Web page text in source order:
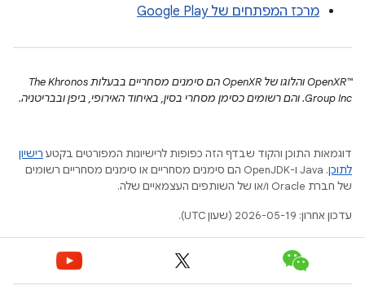
מרכז המפתחים של Google Play
‫OpenXR™‎ והלוגו של OpenXR הם סימנים מסחריים בבעלות The Khronos
Group Inc. והם רשומים כסימן מסחרי בסין, באיחוד האירופי, ביפן ובבריטניה.
דוגמאות התוכן והקוד שבדף הזה כפופות לרישיונות המפורטים בקטע רישיון
לתוכן
.‏ Java ו-OpenJDK הם סימנים מסחריים או סימנים מסחריים רשומים
של חברת Oracle ו/או של השותפים העצמאיים שלה.
עדכון אחרון: 2026-05-19 (שעון UTC).